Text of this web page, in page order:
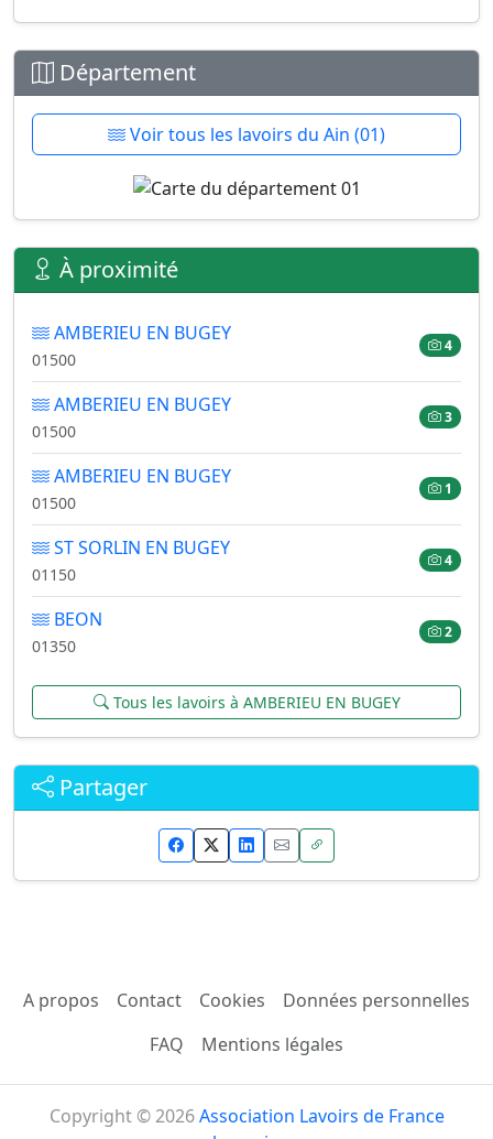
Département
Voir tous les lavoirs du Ain (01)
À proximité
AMBERIEU EN BUGEY
01500
4
AMBERIEU EN BUGEY
01500
3
AMBERIEU EN BUGEY
01500
1
ST SORLIN EN BUGEY
01150
4
BEON
01350
2
Tous les lavoirs à AMBERIEU EN BUGEY
Partager
A propos Contact Cookies
Données personnelles
FAQ
Mentions légales
Copyright © 2026Association Lavoirs de France